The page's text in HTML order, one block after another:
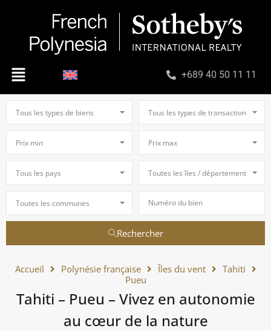
+689 40 50 11 11
Tous les types de biens Tous les types de transaction
Prix min Prix max
Tous les pays Toutes les îles / départements
Toutes les communes
Rechercher
Accueil Polynésie française Îles du vent
Tahiti
Pueu
Tahiti – Pueu – Vivez en autonomie
au cœur de la nature